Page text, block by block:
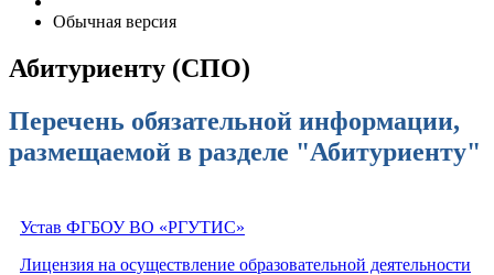
Обычная версия
Абитуриенту (СПО)
Перечень обязательной информации,
размещаемой в разделе "Абитуриенту"
Устав ФГБОУ ВО «РГУТИС»
Лицензия на осуществление образовательной деятельности